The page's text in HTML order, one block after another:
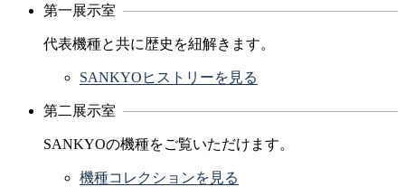
第一展示室
代表機種と共に歴史を紐解きます。
SANKYOヒストリーを見る
第二展示室
SANKYOの機種をご覧いただけます。
機種コレクションを見る